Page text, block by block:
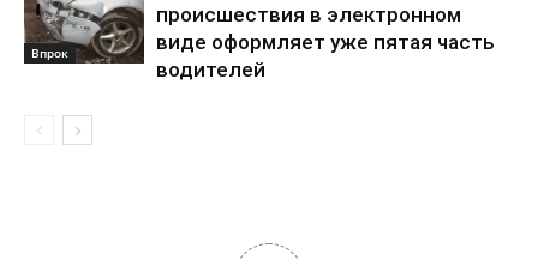
Впрок
происшествия в электронном
виде оформляет уже пятая часть
водителей